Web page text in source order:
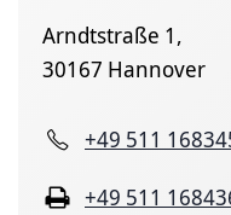
Arndtstraße 1,
30167 Hannover
+49 511
+49 511